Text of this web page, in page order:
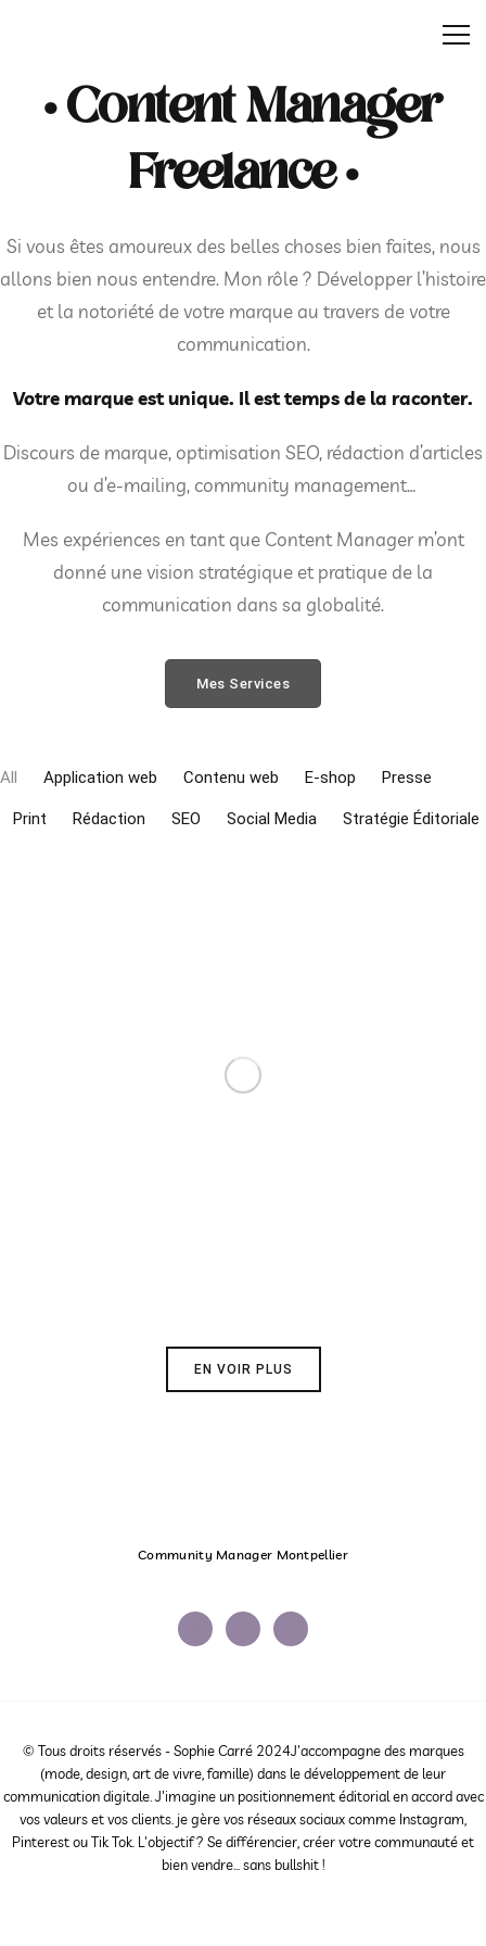
• Content Manager
Freelance •
Si vous êtes amoureux des belles choses bien faites, nous
allons bien nous entendre. Mon rôle ? Développer l’histoire
et la notoriété de votre marque au travers de votre
communication.
Votre marque est unique. Il est temps de la raconter.
Discours de marque, optimisation SEO, rédaction d’articles
ou d’e-mailing, community management…
Mes expériences en tant que Content Manager m’ont
donné une vision stratégique et pratique de la
communication dans sa globalité.
Mes Services
All Application web Contenu web E-shop Presse
Print Rédaction SEO Social Media Stratégie Éditoriale
EN VOIR PLUS
Community Manager Montpellier
© Tous droits réservés - Sophie Carré 2024J'accompagne des marques
(mode, design, art de vivre, famille) dans le développement de leur
communication digitale. J'imagine un positionnement éditorial en accord avec
vos valeurs et vos clients. je gère vos réseaux sociaux comme Instagram,
Pinterest ou Tik Tok. L'objectif ? Se différencier, créer votre communauté et
bien vendre... sans bullshit !